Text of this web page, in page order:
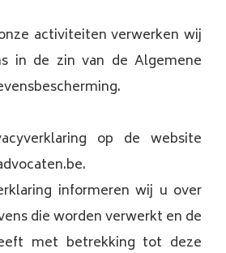
activiteiten verwerken wij
in de zin van de Algemene
op de website
informeren wij u over
die worden verwerkt en de
met betrekking tot deze